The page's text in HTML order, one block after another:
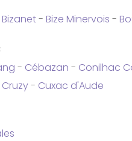
Bizanet- Bize Minervois -
- Cébazan - Conilhac
Cruzy- Cuxac d'Aude